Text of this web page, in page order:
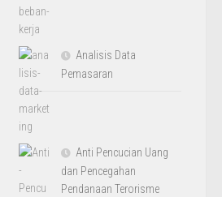
Analisis Data
Pemasaran
Anti Pencucian Uang
dan Pencegahan
Pendanaan Terorisme